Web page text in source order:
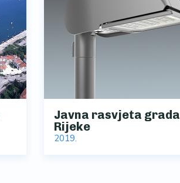
Javna rasvjeta grada
Rijeke
2019.